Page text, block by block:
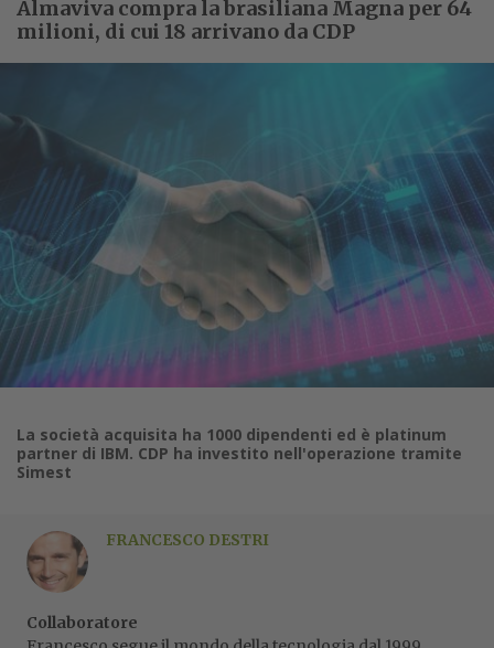
Almaviva compra la brasiliana Magna per 64
milioni, di cui 18 arrivano da CDP
La società acquisita ha 1000 dipendenti ed è platinum
partner di IBM. CDP ha investito nell'operazione tramite
Simest
FRANCESCO DESTRI
Collaboratore